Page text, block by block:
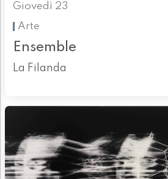
Giovedì 23
Arte
Ensemble
La Filanda